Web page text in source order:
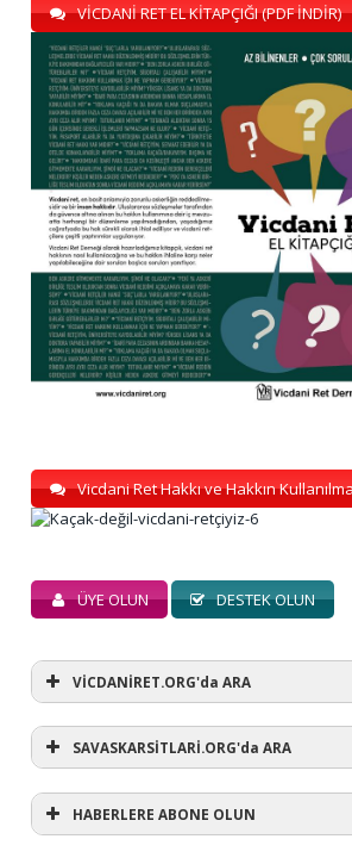
VİCDANİ RET EL KİTAPÇIĞI (PDF İNDİR)
Vicdani Ret Hakkı ve Hakkın
ÜYE OLUN DESTEK OLUN
VİCDANİRET.ORG'da ARA
SAVASKARSİTLARİ.ORG'da ARA
HABERLERE ABONE OLUN